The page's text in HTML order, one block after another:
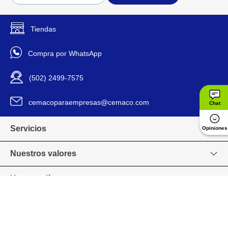
Tiendas
Compra por WhatsApp
(502) 2499-7575
cemacoparaempresas@cemaco.com
Servicios
Nuestros valores
Venta en línea
Chat
Opiniones